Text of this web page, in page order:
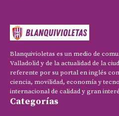
Blanquivioletas es un medio de
Valladolid y de la actualidad de la
referente por su portal en inglés
ciencia, movilidad, economía y
internacional de calidad y gran
Categorías